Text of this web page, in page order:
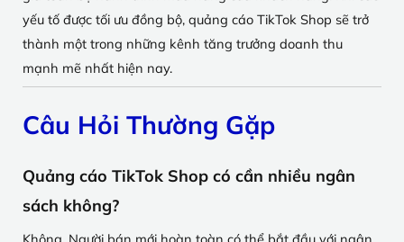
yếu tố được tối ưu đồng bộ, quảng cáo TikTok Shop sẽ trở
thành một trong những kênh tăng trưởng doanh thu
mạnh mẽ nhất hiện nay.
Câu Hỏi Thường Gặp
Quảng cáo TikTok Shop có cần nhiều ngân
sách không?